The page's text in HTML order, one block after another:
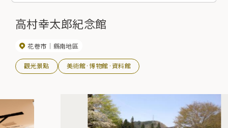
高村幸太郎紀念館
花卷市 縣南地區
觀光景點 美術館·博物館·資料館